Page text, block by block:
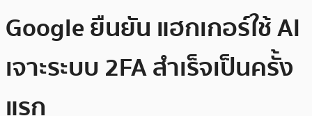
Google ยืนยัน แฮกเกอร์ใช้ AI
เจาะระบบ 2FA สำเร็จเป็นครั้ง
แรก